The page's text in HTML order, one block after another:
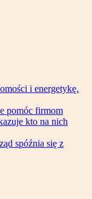
i energetykę.
pomóc firmom
kto na nich
spóźnia się z